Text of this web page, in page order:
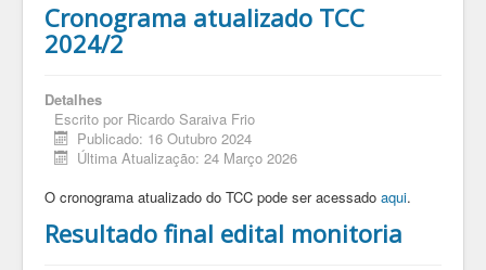
Cronograma atualizado TCC
2024/2
Detalhes
Escrito por Ricardo Saraiva Frio
Publicado: 16 Outubro 2024
Última Atualização: 24 Março 2026
O cronograma atualizado do TCC pode ser acessado aqui.
Resultado final edital monitoria